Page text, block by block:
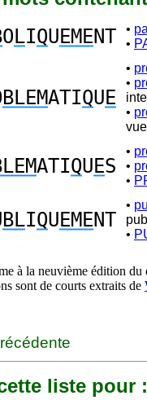
O LIQUEMENT •
•
BLEMATIQUE
•
•
•
ATIQUES
•
•
•
BLIQUEMENT
•
•
à la neuvième édition
sont de courts extraits de
liste pour :